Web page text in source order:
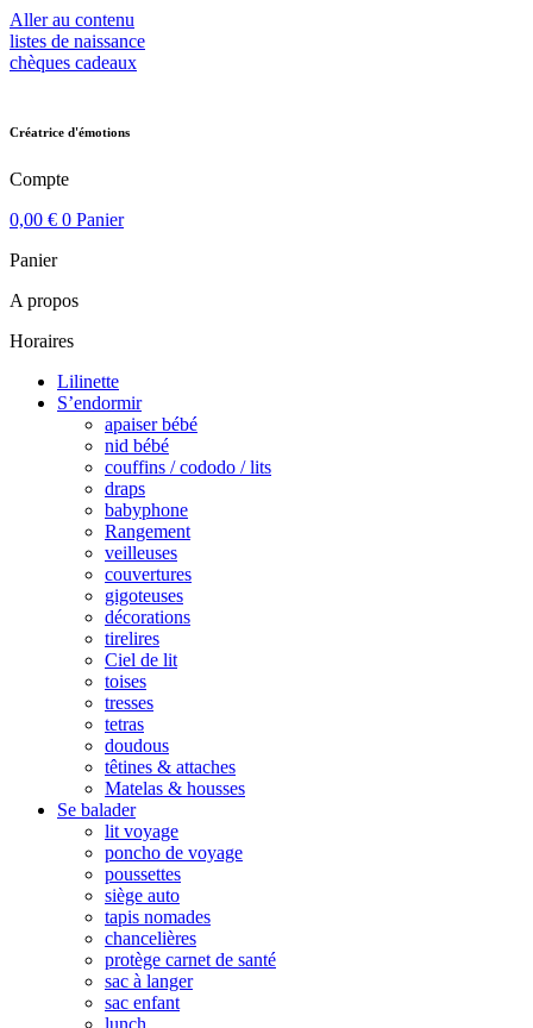
Aller au contenu
listes de naissance
chèques cadeaux
Créatrice d'émotions
Compte
0,00 € 0 Panier
Panier
A propos
Horaires
Lilinette
S’endormir
apaiser bébé
nid bébé
couffins / cododo / lits
draps
babyphone
Rangement
veilleuses
couvertures
gigoteuses
décorations
tirelires
Ciel de lit
toises
tresses
tetras
doudous
têtines & attaches
Matelas & housses
Se balader
lit voyage
poncho de voyage
poussettes
siège auto
tapis nomades
chancelières
protège carnet de santé
sac à langer
sac enfant
lunch